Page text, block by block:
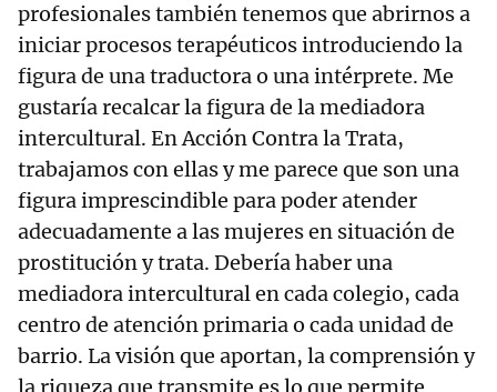
profesionales también tenemos que abrirnos a
iniciar procesos terapéuticos introduciendo la
figura de una traductora o una intérprete. Me
gustaría recalcar la figura de la mediadora
intercultural. En Acción Contra la Trata,
trabajamos con ellas y me parece que son una
figura imprescindible para poder atender
adecuadamente a las mujeres en situación de
prostitución y trata. Debería haber una
mediadora intercultural en cada colegio, cada
centro de atención primaria o cada unidad de
barrio. La visión que aportan, la comprensión y